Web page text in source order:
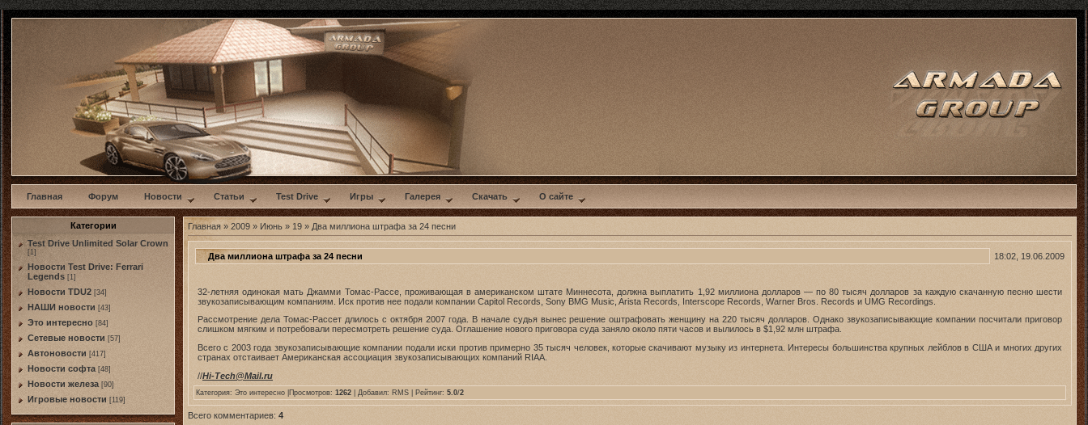
w
Главная Форум Новости Статьи Test Drive Игры Галерея Скачать О сайте
Категории
Test Drive Unlimited Solar Crown
[1]
Новости Test Drive: Ferrari
Legends [1]
Новости TDU2 [34]
НАШИ новости [43]
Это интересно [84]
Сетевые новости [57]
Автоновости [417]
Новости софта [48]
Новоcти железа [90]
Игровые новости [119]
Главная » 2009 » Июнь » 19 » Два миллиона штрафа за 24 песни
Два миллиона штрафа за 24 песни 18:02, 19.06.2009
32-летняя одинокая мать Джамми Томас-Рассе, проживающая в американском штате Миннесота, должна выплатить 1,92 миллиона долларов — по 80 тысяч долларов за каждую скачанную песню шести
звукозаписывающим компаниям. Иск против нее подали компании Capitol Records, Sony BMG Music, Arista Records, Interscope Records, Warner Bros. Records и UMG Recordings.
Рассмотрение дела Томас-Рассет длилось с октября 2007 года. В начале судья вынес решение оштрафовать женщину на 220 тысяч долларов. Однако звукозаписывающие компании посчитали приговор
слишком мягким и потребовали пересмотреть решение суда. Оглашение нового приговора суда заняло около пяти часов и вылилось в $1,92 млн штрафа.
Всего с 2003 года звукозаписывающие компании подали иски против примерно 35 тысяч человек, которые скачивают музыку из интернета. Интересы большинства крупных лейблов в США и многих других
странах отстаивает Американская ассоциация звукозаписывающих компаний RIAA.
//Hi-Tech@Mail.ru
Категория: Это интересно |Просмотров: 1262 | Добавил: RMS | Рейтинг: 5.0/2
Всего комментариев: 4